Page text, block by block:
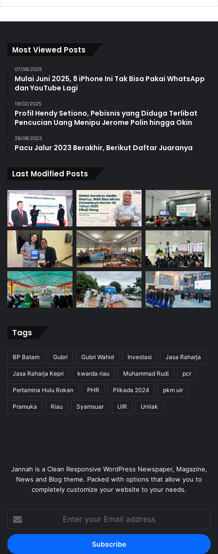
Most Viewed Posts
07/06/2025
Mulai Juni 2025, 8 iPhone Ini Tak Bisa Pakai WhatsApp
dan YouTube Lagi
19/02/2025
Profil Hendy Setiono, Pebisnis yang Diduga Terlibat
Pencucian Uang Menipu Jerome Polin hingga Okin
28/08/2023
Pacu Jalur 2023 Berakhir, Berikut Daftar Juaranya
Last Modified Posts
Tags
BP Batam Gubri Gubri Wahid Investasi Jasa Raharja
Jasa Raharja Kepri kwarda riau Muhammad Rudi pcr
Pertamina Hulu Rokan PHR Pilkada 2024 pkm uir
Pramuka Riau Syamsuar UIR Unilak
Jannah is a Clean Responsive WordPress Newspaper, Magazine,
News and Blog theme. Packed with options that allow you to
completely customize your website to your needs.
your
Email
address